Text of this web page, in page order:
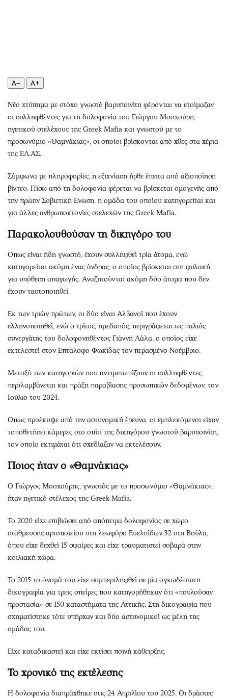
Σινεμά
Θέατρο-Χορός
Μουσική
Εικαστικά
Βιβλίο
Χειρόγραφα
Uncut
Προσφορές
Προσωπικότητες στην ''Κ''
A− A+
Νέο χτύπημα με στόχο γνωστό βαρυποινίτη φέρονται να ετοίμαζαν
οι συλληφθέντες για τη δολοφονία του Γιώργου Μοσχούρη,
ηγετικού στελέχους της Greek Mafia και γνωστού με το
προσωνύμιο «Θαμνάκιας», οι οποίοι βρίσκονται από χθες στα χέρια
της ΕΛ.ΑΣ.
Σύμφωνα με πληροφορίες, η εξιχνίαση ήρθε έπειτα από αξιοποίηση
βίντεο. Πίσω από τη δολοφονία φέρεται να βρίσκεται ομογενής από
την πρώην Σοβιετική Ενωση, η ομάδα του οποίου κατηγορείται και
για άλλες ανθρωποκτονίες στελεχών της Greek Mafia.
Παρακολουθούσαν τη δικηγόρο του
Οπως είναι ήδη γνωστό, έχουν συλληφθεί τρία άτομα, ενώ
κατηγορείται ακόμη ένας άνδρας, ο οποίος βρίσκεται στη φυλακή
για υπόθεση απαγωγής. Αναζητούνται ακόμη δύο άτομα που δεν
έχουν ταυτοποιηθεί.
Εκ των τριών πρώτων, οι δύο είναι Αλβανοί που έχουν
ελληνοποιηθεί, ενώ ο τρίτος, ημεδαπός, περιγράφεται ως παλιός
συνεργάτης του δολοφονηθέντος Γιάννη Λάλα, ο οποίος είχε
εκτελεστεί στον Επτάλοφο Φωκίδας τον περασμένο Νοέμβριο.
Μεταξύ των κατηγοριών που αντιμετωπίζουν οι συλληφθέντες
περιλαμβάνεται και πράξη παραβίασης προσωπικών δεδομένων, τον
Ιούλιο του 2024.
Οπως προέκυψε από την αστυνομική έρευνα, οι εμπλεκόμενοι είχαν
τοποθετήσει κάμερες στο σπίτι της δικηγόρου γνωστού βαρυποινίτη,
τον οποίο εκτιμάται ότι σχεδίαζαν να εκτελέσουν.
Ποιος ήταν ο «Θαμνάκιας»
Ο Γιώργος Μοσχούρης, γνωστός με το προσωνύμιο «Θαμνάκιας»,
ήταν ηγετικό στέλεχος της Greek Mafia.
Το 2020 είχε επιβιώσει από απόπειρα δολοφονίας σε χώρο
στάθμευσης αρτοποιείου στη λεωφόρο Ευελπίδων 32 στη Βούλα,
όπου είχε δεχθεί 15 σφαίρες και είχε τραυματιστεί σοβαρά στην
κοιλιακή χώρα.
Το 2015 το όνομά του είχε συμπεριληφθεί σε μία ογκωδέστατη
δικογραφία για τρεις σπείρες που κατηγορήθηκαν ότι «πουλούσαν
προστασία» σε 150 καταστήματα της Αττικής. Στη δικογραφία που
σχηματίστηκε τότε υπήρχαν και δύο αστυνομικοί ως μέλη της
ομάδας του.
Είχε καταδικαστεί και είχε εκτίσει ποινή κάθειρξης.
Το χρονικό της εκτέλεσης
H δολοφονία διαπράχθηκε στις 24 Απριλίου του 2025. Οι δράστες